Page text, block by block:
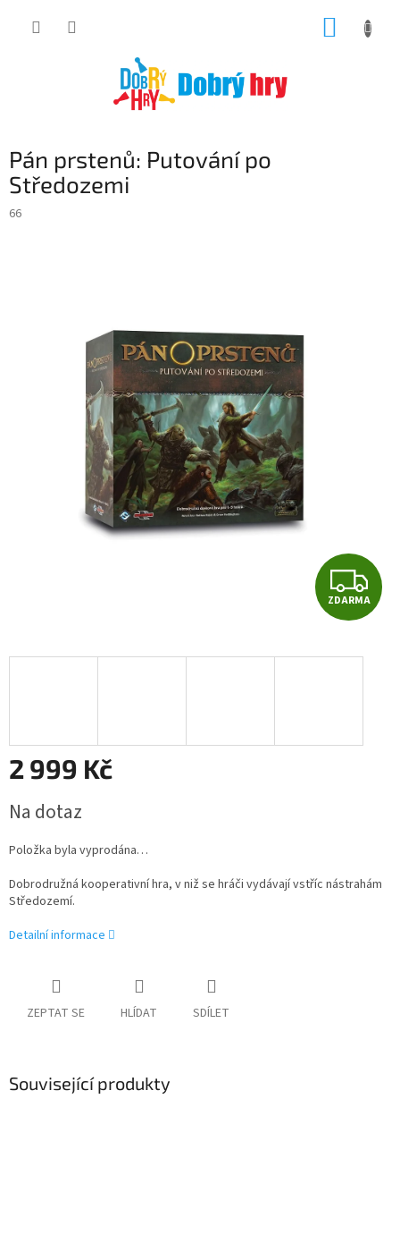
Pán prstenů: Putování po
Středozemi
66
Z
D
ZDARMA
2 999 Kč
cena:
Na dotaz
Položka byla vyprodána…
Dobrodružná kooperativní hra, v niž se hráči vydávají vstříc nástrahám
Středozemí.
Detailní informace
ZEPTAT SE HLÍDAT SDÍLET
Související produkty